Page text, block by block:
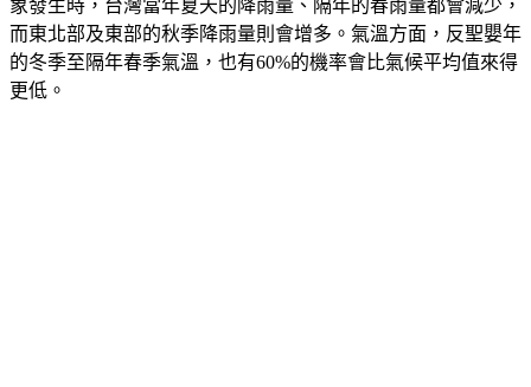
而東北部及東部的秋季降雨量則會增多。氣溫方面，反聖嬰年
的冬季至隔年春季氣溫，也有60%的機率會比氣候平均值來得
更低。